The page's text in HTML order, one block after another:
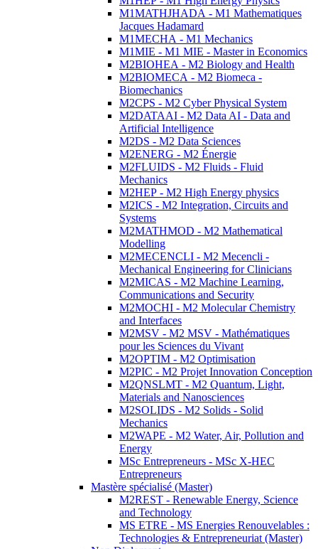
M1MATHJHADA - M1 Mathematiques
Jacques Hadamard
M1MECHA - M1 Mechanics
M1MIE - M1 MIE - Master in Economics
M2BIOHEA - M2 Biology and Health
M2BIOMECA - M2 Biomeca -
Biomechanics
M2CPS - M2 Cyber Physical System
M2DATAAI - M2 Data AI - Data and
Artificial Intelligence
M2DS - M2 Data Sciences
M2ENERG - M2 Énergie
M2FLUIDS - M2 Fluids - Fluid
Mechanics
M2HEP - M2 High Energy physics
M2ICS - M2 Integration, Circuits and
Systems
M2MATHMOD - M2 Mathematical
Modelling
M2MECENCLI - M2 Mecencli -
Mechanical Engineering for Clinicians
M2MICAS - M2 Machine Learning,
Communications and Security
M2MOCHI - M2 Molecular Chemistry
and Interfaces
M2MSV - M2 MSV - Mathématiques
pour les Sciences du Vivant
M2OPTIM - M2 Optimisation
M2PIC - M2 Projet Innovation Conception
M2QNSLMT - M2 Quantum, Light,
Materials and Nanosciences
M2SOLIDS - M2 Solids - Solid
Mechanics
M2WAPE - M2 Water, Air, Pollution and
Energy
MSc Entrepreneurs - MSc X-HEC
Entrepreneurs
Mastère spécialisé (Master)
M2REST - Renewable Energy, Science
and Technology
MS ETRE - MS Energies Renouvelables :
Technologies & Entrepreneuriat (Master)